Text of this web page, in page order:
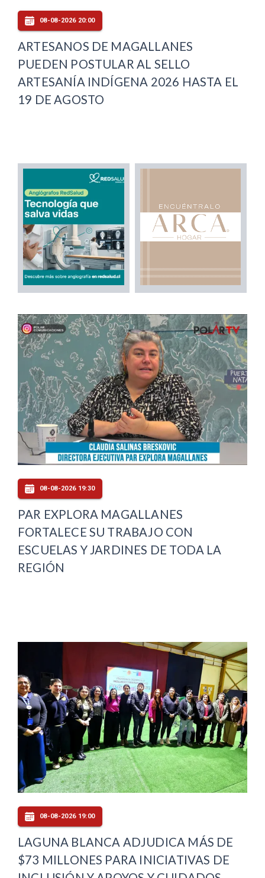
08-08-2026 20:00
ARTESANOS DE MAGALLANES
PUEDEN POSTULAR AL SELLO
ARTESANÍA INDÍGENA 2026 HASTA EL
19 DE AGOSTO
08-08-2026 19:30
PAR EXPLORA MAGALLANES
FORTALECE SU TRABAJO CON
ESCUELAS Y JARDINES DE TODA LA
REGIÓN
08-08-2026 19:00
LAGUNA BLANCA ADJUDICA MÁS DE
$73 MILLONES PARA INICIATIVAS DE